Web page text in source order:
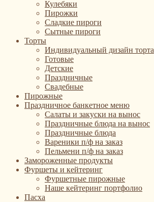
Кулебяки
Пирожки
Сладкие пироги
Сытные пироги
Торты
Индивидуальный дизайн торта
Готовые
Детские
Праздничные
Свадебные
Пирожные
Праздничное банкетное меню
Салаты и закуски на вынос
Праздничные блюда на вынос
Праздничные блюда
Вареники п/ф на заказ
Пельмени п/ф на заказ
Замороженные продукты
Фуршеты и кейтеринг
Фуршетные пирожные
Наше кейтеринг портфолио
Пасха